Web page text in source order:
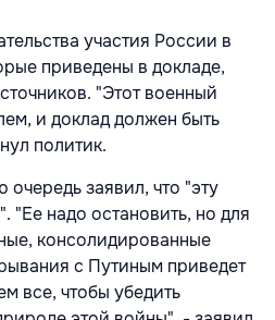
участия России в
приведены в докладе,
"Этот военный
и доклад должен быть
политик.
заявил, что "эту
"Ее надо остановить, но для
консолидированные
с Путиным приведет
все, чтобы убедить